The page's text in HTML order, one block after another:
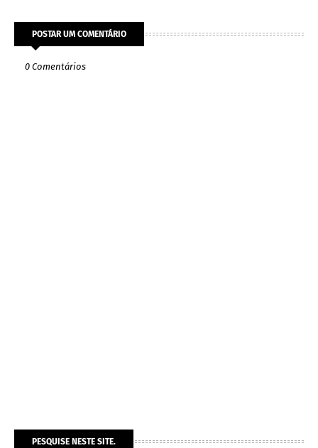
POSTAR UM COMENTÁRIO
0 Comentários
PESQUISE NESTE SITE.